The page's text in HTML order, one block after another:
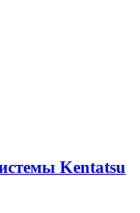
Kentatsu